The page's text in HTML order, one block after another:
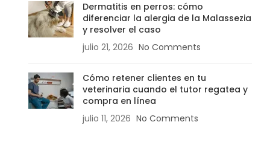
Dermatitis en perros: cómo
diferenciar la alergia de la Malassezia
y resolver el caso
julio 21, 2026 No Comments
Cómo retener clientes en tu
veterinaria cuando el tutor regatea y
compra en línea
julio 11, 2026 No Comments